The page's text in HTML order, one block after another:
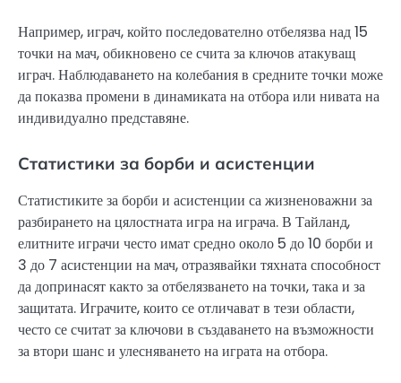
Например, играч, който последователно отбелязва над 15
точки на мач, обикновено се счита за ключов атакуващ
играч. Наблюдаването на колебания в средните точки може
да показва промени в динамиката на отбора или нивата на
индивидуално представяне.
Статистики за борби и асистенции
Статистиките за борби и асистенции са жизненоважни за
разбирането на цялостната игра на играча. В Тайланд,
елитните играчи често имат средно около 5 до 10 борби и
3 до 7 асистенции на мач, отразявайки тяхната способност
да допринасят както за отбелязването на точки, така и за
защитата. Играчите, които се отличават в тези области,
често се считат за ключови в създаването на възможности
за втори шанс и улесняването на играта на отбора.